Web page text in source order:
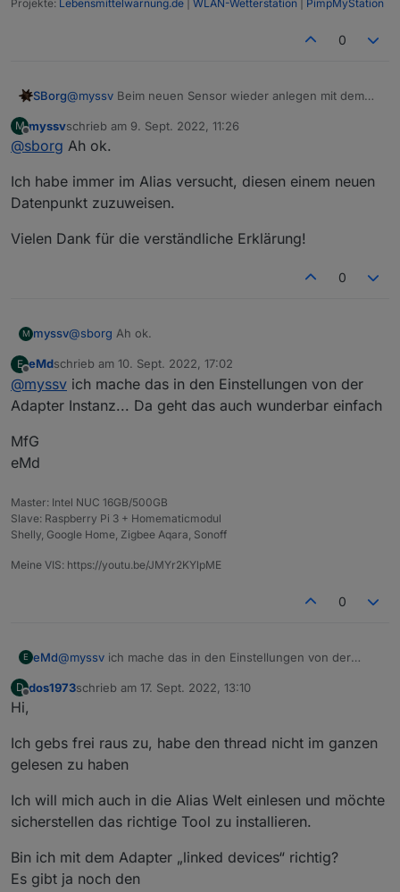
Projekte: Lebensmittelwarnung.de WLAN-Wetterstation PimpMyStation
0
SBorg@myssv Beim neuen Sensor wieder anlegen mit dem
Sensor 1 (defekt)
ich.bin.Sensor.0.Temp --> als "Außentemperatur" im
ich.bin.derneue.0.Temp --> als "Außentemperatur" im
Linked Device
Deine VIS, Skripte, what else greifen ja nur pauschal auf
Aber einmalig muss man halt definieren wo er herkommt
M
Offline
myssvschrieb am 9. Sept. 2022, 11:26
zuletzt editiert von
@sborg Ah ok.
Ich habe immer im Alias versucht, diesen einem neuen
Datenpunkt zuzuweisen.
Vielen Dank für die verständliche Erklärung!
0
M myssv@sborg Ah ok.
Ich habe immer im Alias versucht, diesen einem neuen
Datenpunkt zuzuweisen.
Vielen Dank für die verständliche Erklärung!
E eMdschrieb am 10. Sept. 2022, 17:02
zuletzt editiert von
@myssv ich mache das in den Einstellungen von der
Adapter Instanz... Da geht das auch wunderbar einfach
MfG
eMd
Master: Intel NUC 16GB/500GB
Slave: Raspberry Pi 3 + Homematicmodul
Shelly, Google Home, Zigbee Aqara, Sonoff
Meine VIS: https://youtu.be/JMYr2KYlpME
0
E eMd@myssv ich mache das in den Einstellungen von der
MfG
D dos1973schrieb am 17. Sept. 2022, 13:10
zuletzt editiert von
Hi,
Ich gebs frei raus zu, habe den thread nicht im ganzen
gelesen zu haben
Ich will mich auch in die Alias Welt einlesen und möchte
sicherstellen das richtige Tool zu installieren.
Bin ich mit dem Adapter „linked devices“ richtig?
Es gibt ja noch den